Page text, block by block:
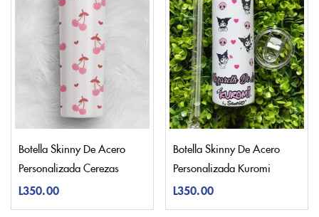
Botella Skinny De Acero
Personalizada Cerezas
L350.00
Botella Skinny De Acero
Personalizada Kuromi
L350.00